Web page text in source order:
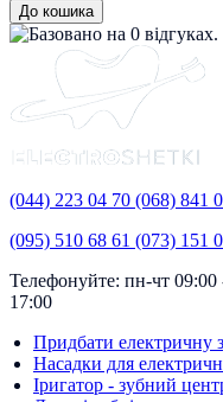
(044) 223 04 70 (068) 841
(095) 510 68 61 (073) 151
Телефонуйте: пн-чт
17:00
Придбати електричну
Насадки для
Іригатор - зубний